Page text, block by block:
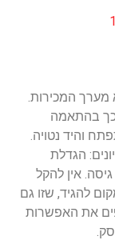
מערך המכירות.
כך בהתאמה
והיד נטויה.
הגדלת
אין להקל
להגיד, שזו גם
את האפשרות